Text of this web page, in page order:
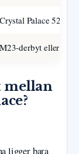
Crystal Palace 52,
M23-derbyt eller
mellan
ligger bara